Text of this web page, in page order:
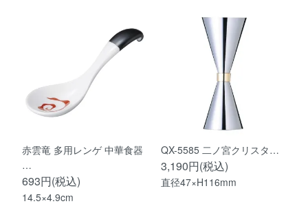
赤雲竜 多用レンゲ 中華食器
…
693円(税込)
14.5×4.9cm
QX-5585 二ノ宮クリスタ…
3,190円(税込)
直径47×H116mm